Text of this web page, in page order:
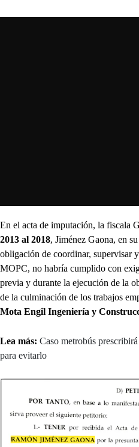
En el acta de imputación, la fiscala
2013 al 2018, Jiménez Gaona, en
obligación de coordinar, supervisar
MOPC, no habría cumplido con
previa y durante la ejecución de la
de la culminación de los trabajos
Mota Engil Ingeniería y
Lea más: Caso metrobús
para evitarlo